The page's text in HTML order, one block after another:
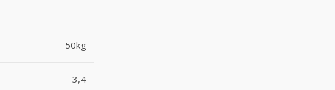
50kg
3,4